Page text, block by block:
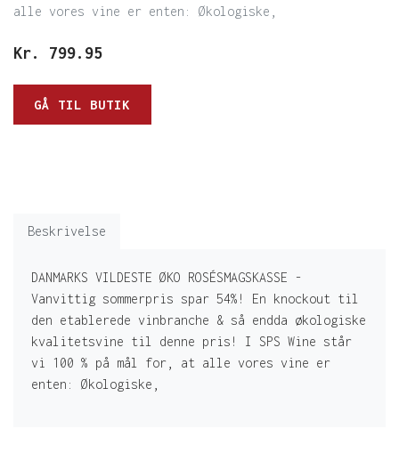
alle vores vine er enten: Økologiske,
Kr. 799.95
GÅ TIL BUTIK
Beskrivelse
DANMARKS VILDESTE ØKO ROSÉSMAGSKASSE -
Vanvittig sommerpris spar 54%! En knockout til
den etablerede vinbranche & så endda økologiske
kvalitetsvine til denne pris! I SPS Wine står
vi 100 % på mål for, at alle vores vine er
enten: Økologiske,